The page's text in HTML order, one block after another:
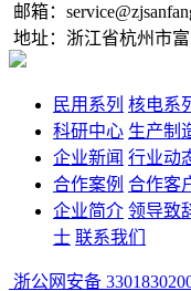
邮箱：
地址：浙江省杭州市
民用系列 核电系
科研中心 生产制
企业新闻 行业动
合作案例 合作客
企业简介 领导致
士 联系我们
浙公网安备